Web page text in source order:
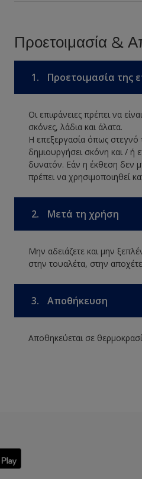
Προετοιμασία &
1. Προετοιμασία της
Οι επιφάνειες πρέπει να
σκόνες, λάδια και άλατα.
Η επεξεργασία όπως
δημιουργήσει σκόνη και / ή
δυνατόν. Εάν η έκθεση δεν
πρέπει να χρησιμοποιηθεί
2. Μετά τη χρήση
Μην αδειάζετε και μην
στην τουαλέτα, στην
3. Αποθήκευση
Αποθηκεύεται σε